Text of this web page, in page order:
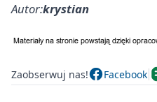
Autor:krystian
Zaobserwuj nas! Facebook